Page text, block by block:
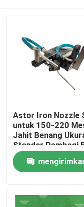
Beranda
Produk
Tentang Kami
Astor Iron Nozzle
untuk 150-220
Jahit Benang
Standar Pembagi
dengan Pengiriman
Cepat